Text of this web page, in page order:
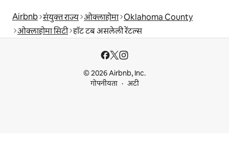
Airbnb संयुक्त राज्य ओक्लाहोमा Oklahoma County
ओक्लाहोमा सिटी हॉट टब असलेली रेंटल्स
© 2026 Airbnb, Inc.
गोपनीयता
अटी